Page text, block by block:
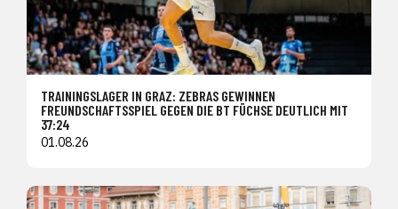
TRAININGSLAGER IN GRAZ: ZEBRAS GEWINNEN
FREUNDSCHAFTSSPIEL GEGEN DIE BT FÜCHSE DEUTLICH MIT
37:24
01.08.26